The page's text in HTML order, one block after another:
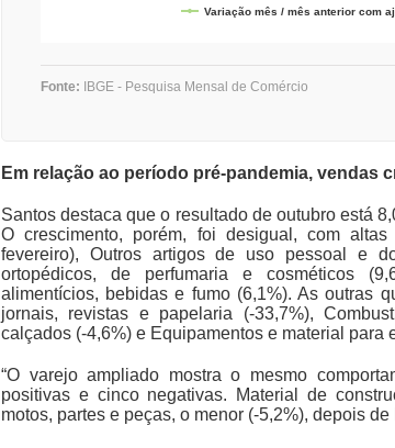
Fonte: IBGE - Pesquisa Mensal de Comércio
Em relação ao período pré-pandemia, vendas
Santos destaca que o resultado de outubro está
O crescimento, porém, foi desigual, com
fevereiro), Outros artigos de uso pessoal e
ortopédicos, de perfumaria e cosméticos
alimentícios, bebidas e fumo (6,1%). As outras
jornais, revistas e papelaria (-33,7%),
calçados (-4,6%) e Equipamentos e material para
“O varejo ampliado mostra o mesmo
positivas e cinco negativas. Material de
motos, partes e peças, o menor (-5,2%), depois de